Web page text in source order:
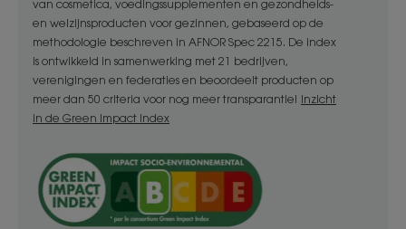
tijd en water*** en zet u zich in voor een
ecologische designbenadering met zijn 100%
recycleerbare verpakking.
Voordelen
• Reinigend: de milde formule zonder spoelen met
biologisch Vlas en absorberende natuurlijke
poeders reinigt de hoofdhuid zonder gebruik van
water.
van cosmetica, voedingssupplementen en gezondheids-
en welzijnsproducten voor gezinnen, gebaseerd op de
methodologie beschreven in AFNOR Spec 2215. De index
is ontwikkeld in samenwerking met 21 bedrijven,
verenigingen en federaties en beoordeelt producten op
meer dan 50 criteria voor nog meer transparantie! Inzicht
in de Green Impact Index